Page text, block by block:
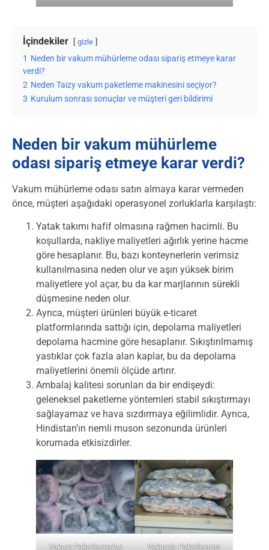
İçindekiler gizle
1 Neden bir vakum mühürleme odası sipariş etmeye karar
verdi?
2 Neden Taizy vakum paketleme makinesini seçiyor?
3 Kurulum sonrası sonuçlar ve müşteri geri bildirimi
Neden bir vakum mühürleme
odası sipariş etmeye karar verdi?
Vakum mühürleme odası satın almaya karar vermeden
önce, müşteri aşağıdaki operasyonel zorluklarla karşılaştı:
Yatak takımı hafif olmasına rağmen hacimli. Bu
koşullarda, nakliye maliyetleri ağırlık yerine hacme
göre hesaplanır. Bu, bazı konteynerlerin verimsiz
kullanılmasına neden olur ve aşırı yüksek birim
maliyetlere yol açar, bu da kar marjlarının sürekli
düşmesine neden olur.
Ayrıca, müşteri ürünleri büyük e-ticaret
platformlarında sattığı için, depolama maliyetleri
depolama hacmine göre hesaplanır. Sıkıştırılmamış
yastıklar çok fazla alan kaplar, bu da depolama
maliyetlerini önemli ölçüde artırır.
Ambalaj kalitesi sorunları da bir endişeydi:
geleneksel paketleme yöntemleri stabil sıkıştırmayı
sağlayamaz ve hava sızdırmaya eğilimlidir. Ayrıca,
Hindistan’ın nemli muson sezonunda ürünleri
korumada etkisizdirler.
Vakum Paketlemeden Vakumla Paketlenmiş